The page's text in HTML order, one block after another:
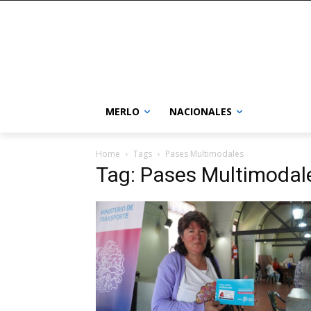
MERLO NACIONALES
Home Tags Pases Multimodales
Tag: Pases